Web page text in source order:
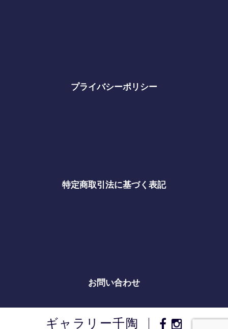
プライバシーポリシー
特定商取引法に基づく表記
お問い合わせ
ギャラリー千陶